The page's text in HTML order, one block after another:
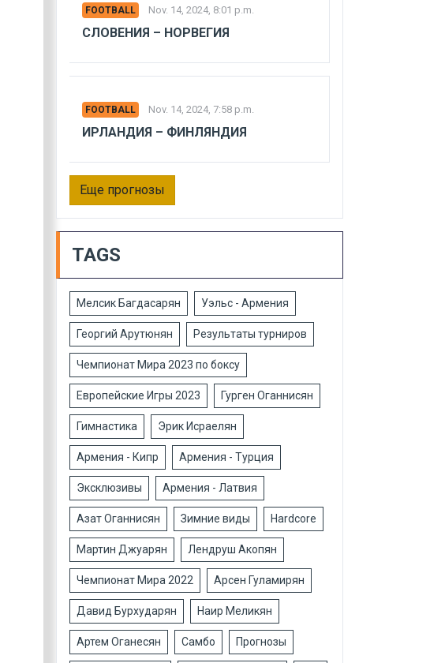
FOOTBALL Nov. 14, 2024, 8:01 p.m.
СЛОВЕНИЯ – НОРВЕГИЯ
FOOTBALL Nov. 14, 2024, 7:58 p.m.
ИРЛАНДИЯ – ФИНЛЯНДИЯ
Еще прогнозы
TAGS
Мелсик Багдасарян Уэльс - Армения
Георгий Арутюнян Результаты турниров
Чемпионат Мира 2023 по боксу
Европейские Игры 2023 Гурген Оганнисян
Гимнастика Эрик Исраелян
Армения - Кипр Армения - Турция
Эксклюзивы Армения - Латвия
Азат Оганнисян Зимние виды Hardcore
Мартин Джуарян Лендруш Акопян
Чемпионат Мира 2022 Арсен Гуламирян
Давид Бурхударян Наир Меликян
Артем Оганесян Самбо Прогнозы